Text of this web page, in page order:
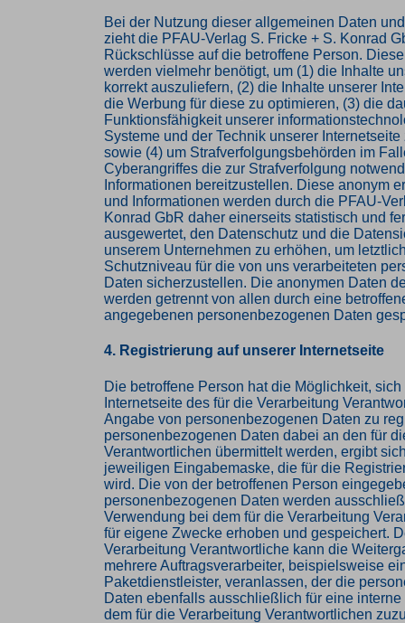
Bei der Nutzung dieser allgemeinen Daten
zieht die PFAU-Verlag S. Fricke + S. Konrad
Rückschlüsse auf die betroffene Person.
werden vielmehr benötigt, um (1) die Inhalte
korrekt auszuliefern, (2) die Inhalte unserer
die Werbung für diese zu optimieren, (3) die
Funktionsfähigkeit unserer
Systeme und der Technik unserer
sowie (4) um Strafverfolgungsbehörden im
Cyberangriffes die zur Strafverfolgung
Informationen bereitzustellen. Diese anonym
und Informationen werden durch die PFAU-
Konrad GbR daher einerseits statistisch und
ausgewertet, den Datenschutz und die
unserem Unternehmen zu erhöhen, um
Schutzniveau für die von uns verarbeiteten
Daten sicherzustellen. Die anonymen Daten
werden getrennt von allen durch eine
angegebenen personenbezogenen Daten
4. Registrierung auf unserer Internetseite
Die betroffene Person hat die Möglichkeit, sich
Internetseite des für die Verarbeitung
Angabe von personenbezogenen Daten zu
personenbezogenen Daten dabei an den für
Verantwortlichen übermittelt werden, ergibt
jeweiligen Eingabemaske, die für die
wird. Die von der betroffenen Person
personenbezogenen Daten werden
Verwendung bei dem für die Verarbeitung
für eigene Zwecke erhoben und gespeichert.
Verarbeitung Verantwortliche kann die
mehrere Auftragsverarbeiter, beispielsweise
Paketdienstleister, veranlassen, der die
Daten ebenfalls ausschließlich für eine
dem für die Verarbeitung Verantwortlichen